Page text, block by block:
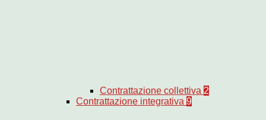
Contrattazione collettiva 2
Contrattazione integrativa 9